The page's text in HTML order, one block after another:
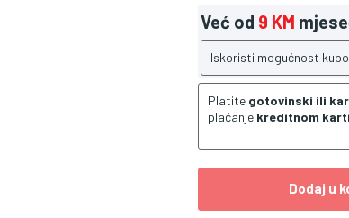
Već od 9 KM
Iskoristi mogućnost
Platite gotovinski ili
plaćanje kreditnom
Dodaj u